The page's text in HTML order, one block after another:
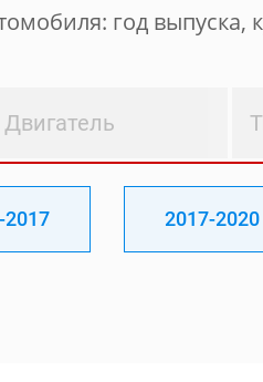
год выпуска,
Двигатель
2017 2017-2020